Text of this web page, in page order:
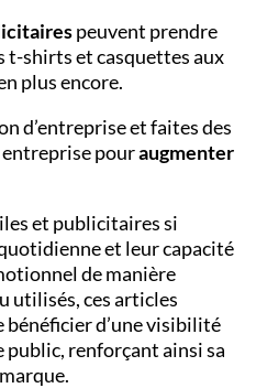
peuvent prendre
t-shirts et casquettes aux
plus encore.
d’entreprise et faites des
entreprise pouraugmenter
et publicitaires si
et leur capacité
de manière
utilisés, ces articles
d’une visibilité
public, renforçant ainsi sa